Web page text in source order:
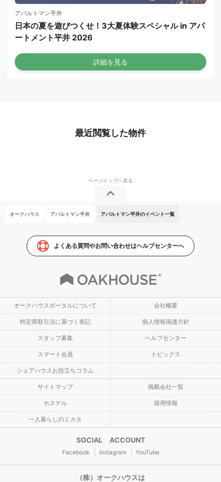
アパルトマン平井
日本の夏を遊びつくせ！3大夏体験スペシャル in アパ
ートメント平井 2026
詳細を見る
最近閲覧した物件
オークハウス アパルトマン平井 アパルトマン平井のイベント一覧
よくある質問やお問い合わせはヘルプセンターへ
オークハウスポータルについて 会社概要
特定商取引法に基づく表記 個人情報保護方針
スタッフ募集 ヘルプセンター
スマート会員 トピックス
シェアハウスお役立ちコラム
サイトマップ 掲載会社一覧
ホステル 採用情報
一人暮らしのミカタ
SOCIAL ACCOUNT
Facebook Instagram YouTube
（株）オークハウスは